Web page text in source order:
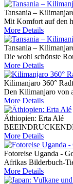
Tansania –
Mit Komfort auf den
More Details
Tansania –
Die wohl schönste
More Details
Kilimanjaro 360°
Den Kilimanjaro von
More Details
Äthiopien: Erta Alé
More Details
Fotoreise Uganda -
Afrikas Bilderbuch-
More Details